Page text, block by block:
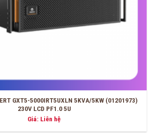
GXT5-5000IRT5UXLN 5KVA/5KW (01201973)
230V LCD PF1.0 5U
Giá: Liên hệ